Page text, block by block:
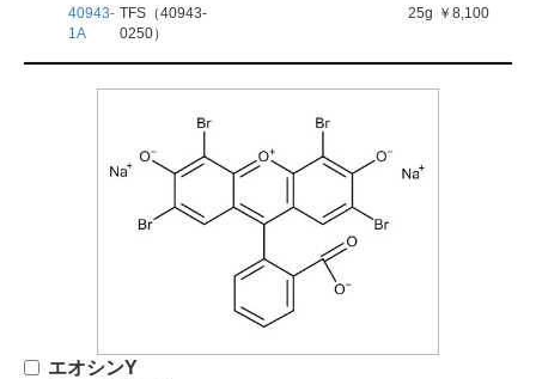
40943-
1A
TFS（40943-
0250）
25g ￥8,100
エオシンY